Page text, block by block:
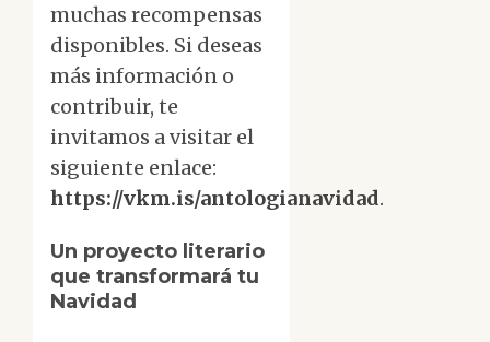
muchas recompensas
disponibles. Si deseas
más información o
contribuir, te
invitamos a visitar el
siguiente enlace:
https://vkm.is/antologianavidad.
Un proyecto literario
que transformará tu
Navidad